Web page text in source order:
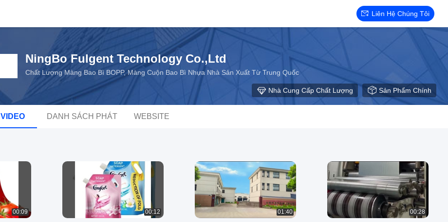
Liên Hệ Chúng Tôi
NingBo Fulgent Technology Co.,Ltd
Chất Lượng Màng Bao Bì BOPP, Màng Cuộn Bao Bì Nhựa Nhà Sản Xuất Từ Trung Quốc
Nhà Cung Cấp Chất Lượng Sản Phẩm Chính
VIDEO DANH SÁCH PHÁT WEBSITE
00:09 00:12 01:40 00:28